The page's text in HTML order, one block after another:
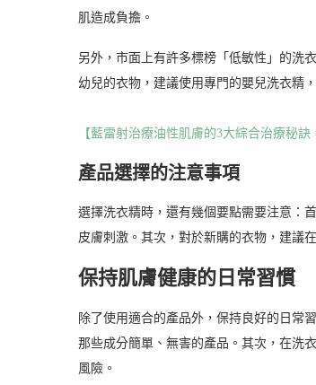
肌造成負擔。
另外，市面上有許多標榜「低敏性」的洗
幼兒的衣物，建議使用專門的嬰兒洗衣精
【藍雷射治療油性肌膚的3大綜合治療秘訣
產品選擇的注意事項
選擇洗衣精時，還有幾個要點需要注意：
皮膚刺激。其次，對於新購的衣物，建議
保持肌膚健康的日常習慣
除了使用適合的產品外，保持良好的日常
那些成分簡單、無害的產品。其次，在洗
風險。